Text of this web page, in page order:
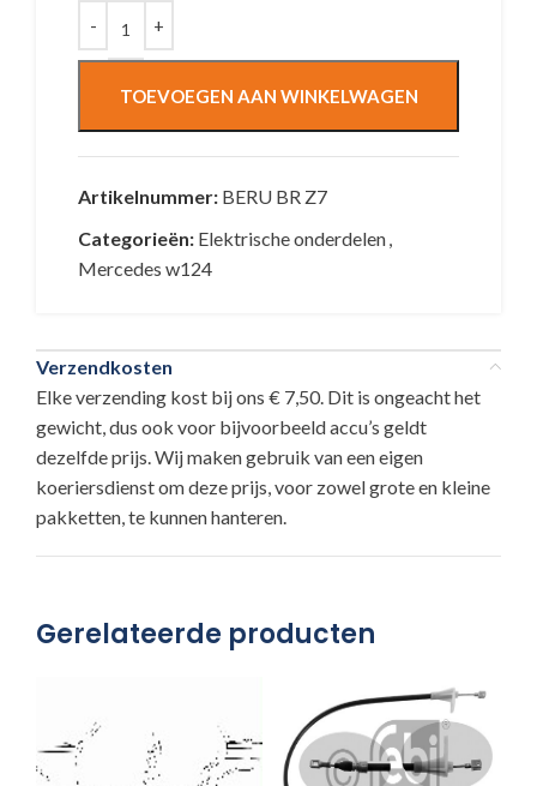
TOEVOEGEN AAN WINKELWAGEN
Artikelnummer: BERU BR Z7
Categorieën: Elektrische onderdelen
Mercedes w124
Verzendkosten
Elke verzending kost bij ons € 7,50. Dit is ongeacht het
gewicht, dus ook voor bijvoorbeeld accu’s geldt
dezelfde prijs. Wij maken gebruik van een eigen
koeriersdienst om deze prijs, voor zowel grote en kleine
pakketten, te kunnen hanteren.
Gerelateerde producten